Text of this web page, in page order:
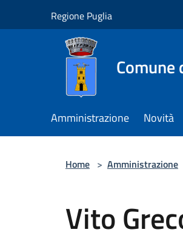
Regione Puglia
Amministrazione Novità
Home > Amministrazione
Vito